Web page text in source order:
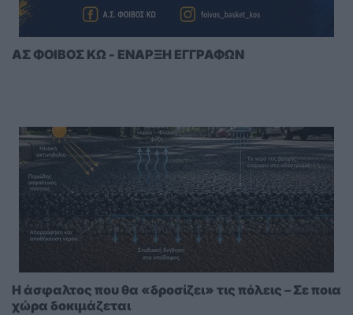
ΑΣ ΦΟΙΒΟΣ ΚΩ - ΕΝΑΡΞΗ ΕΓΓΡΑΦΩΝ
Η άσφαλτος που θα «δροσίζει» τις πόλεις – Σε ποια
χώρα δοκιμάζεται